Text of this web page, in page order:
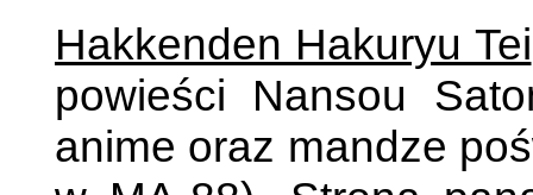
Hakkenden Hakuryu Tei
powieści Nansou
anime oraz mandze